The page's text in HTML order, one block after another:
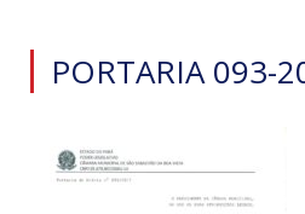
PORTARIA 093-